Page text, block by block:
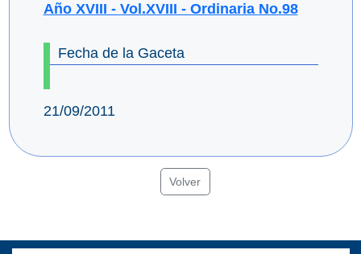
Año XVIII - Vol.XVIII - Ordinaria No.98
Fecha de la Gaceta
21/09/2011
Volver